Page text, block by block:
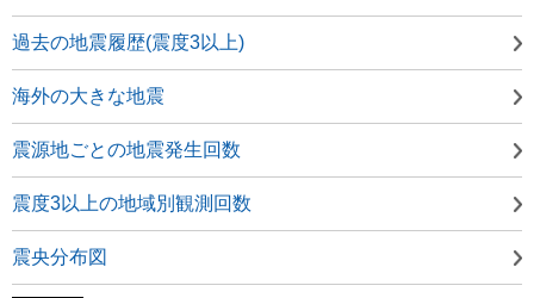
過去の地震履歴(震度3以上)
海外の大きな地震
震源地ごとの地震発生回数
震度3以上の地域別観測回数
震央分布図